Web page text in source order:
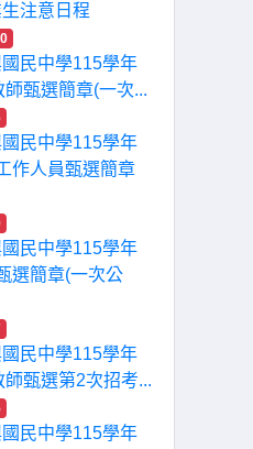
注意日程
民中學115學年
甄選簡章(一次...
民中學115學年
作人員甄選簡章
民中學115學年
選簡章(一次公
民中學115學年
甄選第2次招考...
民中學115學年